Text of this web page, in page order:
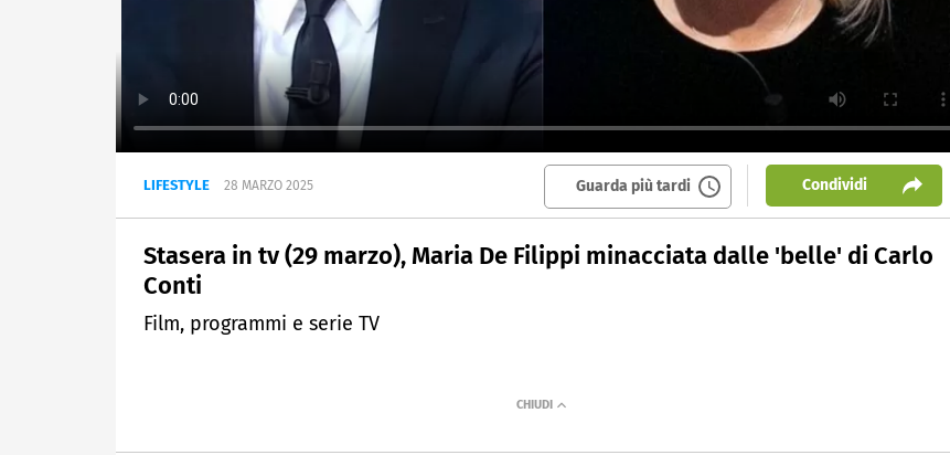
LIFESTYLE 28 MARZO 2025 Guarda più tardi Condividi
Stasera in tv (29 marzo), Maria De Filippi minacciata dalle 'belle' di Carlo
Conti
Film, programmi e serie TV